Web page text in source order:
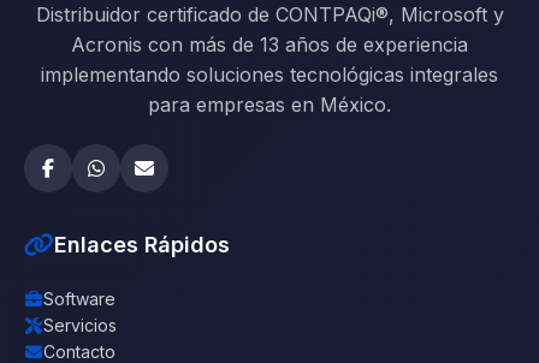
Distribuidor certificado de CONTPAQi®, Microsoft y
Acronis con más de 13 años de experiencia
implementando soluciones tecnológicas integrales
para empresas en México.
Enlaces Rápidos
Software
Servicios
Contacto